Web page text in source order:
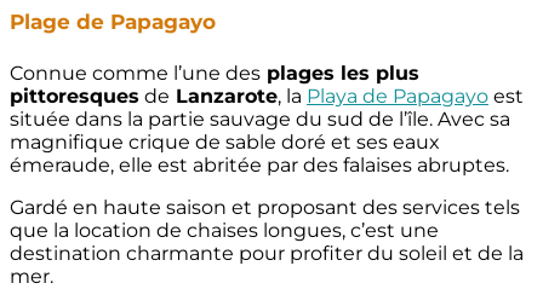
Plage de Papagayo
Connue comme l’une des plages les plus
pittoresques de Lanzarote, la Playa de Papagayo est
située dans la partie sauvage du sud de l’île. Avec sa
magnifique crique de sable doré et ses eaux
émeraude, elle est abritée par des falaises abruptes.
Gardé en haute saison et proposant des services tels
que la location de chaises longues, c’est une
destination charmante pour profiter du soleil et de la
mer.